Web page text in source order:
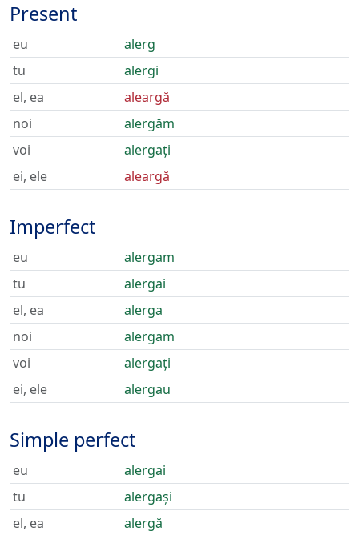
Present
eu
alerg
tu
alergi
el, ea
aleargă
noi
alergăm
voi
alergați
ei, ele
aleargă
Imperfect
eu
alergam
tu
alergai
el, ea
alerga
noi
alergam
voi
alergați
ei, ele
alergau
Simple perfect
eu
alergai
tu
alergași
el, ea
alergă